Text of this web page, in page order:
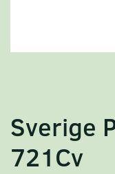
Sverige
721Cv